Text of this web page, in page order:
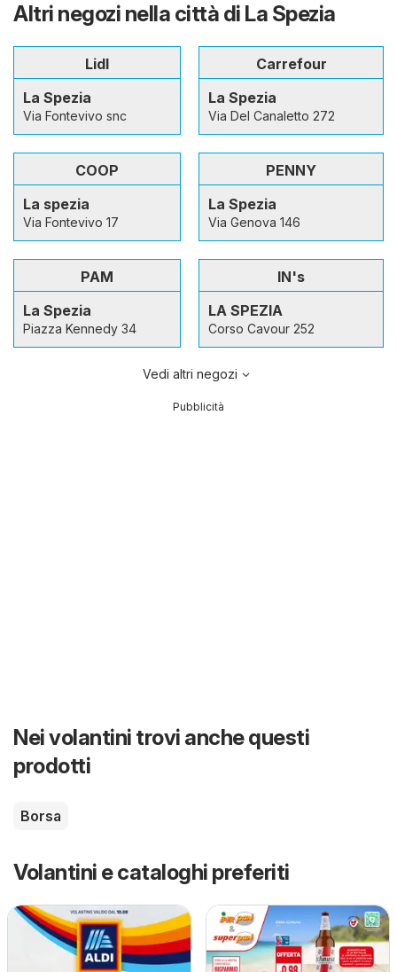
Altri negozi nella città di La Spezia
Lidl
La Spezia
Via Fontevivo snc
Carrefour
La Spezia
Via Del Canaletto 272
COOP
La spezia
Via Fontevivo 17
PENNY
La Spezia
Via Genova 146
PAM
La Spezia
Piazza Kennedy 34
IN's
LA SPEZIA
Corso Cavour 252
Vedi altri negozi
Pubblicità
Nei volantini trovi anche questi
prodotti
Borsa
Volantini e cataloghi preferiti